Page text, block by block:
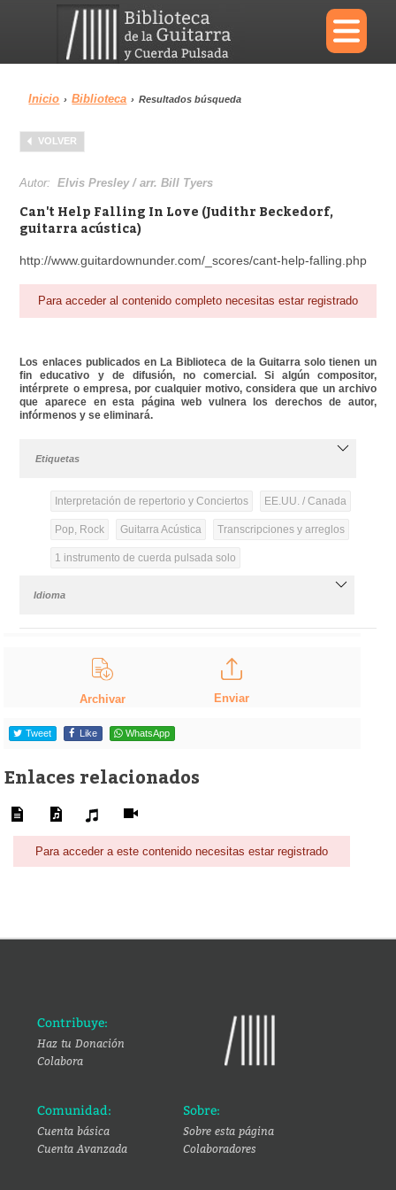
×
Menu
Biblioteca
Área personal Reproductor
Inicio › Biblioteca › Resultados búsqueda
VOLVER
Autor:Elvis Presley / arr. Bill Tyers
Can't Help Falling In Love (Judithr Beckedorf,
guitarra acústica)
http://www.guitardownunder.com/_scores/cant-help-falling.php
Para acceder al contenido completo necesitas estar registrado
Los enlaces publicados en La Biblioteca de la Guitarra solo tienen un
fin educativo y de difusión, no comercial. Si algún compositor,
intérprete o empresa, por cualquier motivo, considera que un archivo
que aparece en esta página web vulnera los derechos de autor,
infórmenos y se eliminará.
Etiquetas
Interpretación de repertorio y Conciertos EE.UU. / Canada
Pop, Rock Guitarra Acústica Transcripciones y arreglos
1 instrumento de cuerda pulsada solo
Idioma
Archivar Enviar
Tweet Like WhatsApp
Enlaces relacionados
Para acceder a este contenido necesitas estar registrado
Contribuye:
Haz tu Donación
Colabora
Comunidad:
Cuenta básica
Cuenta Avanzada
Sobre:
Sobre esta página
Colaboradores